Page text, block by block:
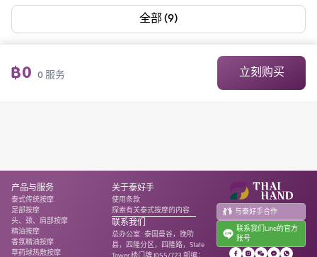
全部 (9)
฿0 0服务 立刻购买
产品与服务
泰式传统按摩
足部按摩
头、颈、肩部按摩
精油按摩
香氛精油按摩
草药球热敷按摩
关于泰好手
使用条款
探索有关泰式按摩的内容
联系我们
总办公室:泰国曼谷，挽叻
县，四隆分区，四隆路，State
与泰好手合作
联系我们Line的官方
账号